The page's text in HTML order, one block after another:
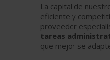
La capital de
eficiente y
proveedor
tareas
que mejor se